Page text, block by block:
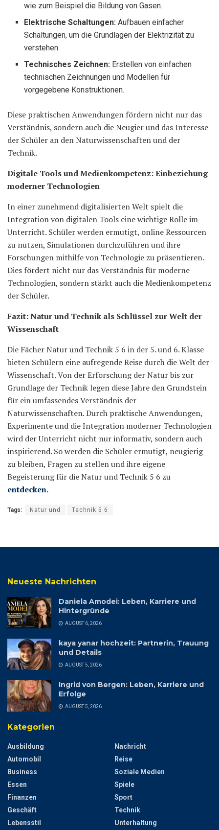
wie zum Beispiel die Bildung von Gasen.
Elektrische Schaltungen: Aufbauen einfacher
Schaltungen, um die Grundlagen der Elektrizität zu
verstehen.
Technisches Zeichnen: Erstellen von einfachen
technischen Zeichnungen und Modellen für
vorgegebene Konstruktionen.
Diese praktischen Anwendungen fördern nicht nur das
Verständnis, sondern auch die Neugier und das Interesse
der Schüler an den Naturwissenschaften und der
Technik.
Digitale Tools und Medienkompetenz: Einbeziehung
moderner Technologien
In einer zunehmend digitalisierten Welt spielt die
Integration von digitalen Tools eine wichtige Rolle im
Unterricht. Schüler werden ermutigt, online Ressourcen
zu nutzen, Simulationen durchzuführen und ihre
Forschungen mithilfe von Technologie zu präsentieren.
Dies fördert nicht nur das Verständnis für moderne
Technologien, sondern stärkt auch die Medienkompetenz
der Schüler.
Fazit: Natur und Technik als Schlüssel zur Welt der
Wissenschaft
Die Fächer Natur und Technik 5 6 in der 5. und 6. Klasse
bieten Schülern eine aufregende Reise durch die Welt der
Wissenschaft. Von der Erforschung der Natur bis zur
Grundlage der Technik legen diese Jahre den Grundstein
für ein umfassendes Verständnis der
Naturwissenschaften. Durch praktische Anwendungen,
Experimente und die Integration moderner Technologien
wird der Unterricht nicht nur informativ, sondern auch
inspirierend. So werden die Schüler ermutigt, neugierig
zu bleiben, Fragen zu stellen und ihre eigene
Begeisterung für die Natur und Technik 5 6 zu
entdecken.
Tags: Natur und Technik 5 6
Neueste Nachrichten
Daniela Amodei: Leben, Karriere und
Hintergründe
AUGUST 6, 2026
kaya yanar hochzeit: Partnerin, Trauung
und Details
AUGUST 5, 2026
Ingrid von Bergen: Leben, Karriere und
Erfolge
AUGUST 5, 2026
Kategorien
Ausbildung
Automobil
Business
Essen
Finanzen
Geschäft
Lebensstil
Nachricht
Reise
Soziale Medien
Spiele
Sport
Technik
Unterhaltung